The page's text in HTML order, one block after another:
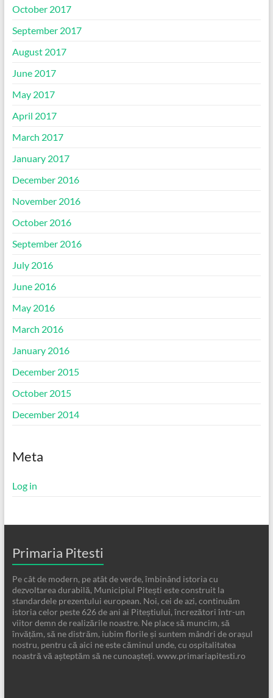
October 2017
September 2017
August 2017
June 2017
May 2017
April 2017
March 2017
January 2017
December 2016
November 2016
October 2016
September 2016
July 2016
June 2016
May 2016
March 2016
January 2016
December 2015
October 2015
December 2014
Meta
Log in
Primaria Pitesti
Pe cât de modern, pe atât de verde, îmbinând istoria cu
dezvoltarea durabilă, Municipiul Pitești este construit la
standardele prezentului european. Noi, cei de azi, continuăm
istoria celor peste 626 de ani ai Piteștiului, încrezători într-un
viitor demn de realizările noastre. Ne place să muncim, să
învățăm, să ne distrăm, iubim florile și suntem mândri de orașul
nostru, pentru că aici ne este căminul unde, cu ospitalitatea
noastră vă așteptăm să ne cunoașteți. www.primariapitesti.ro